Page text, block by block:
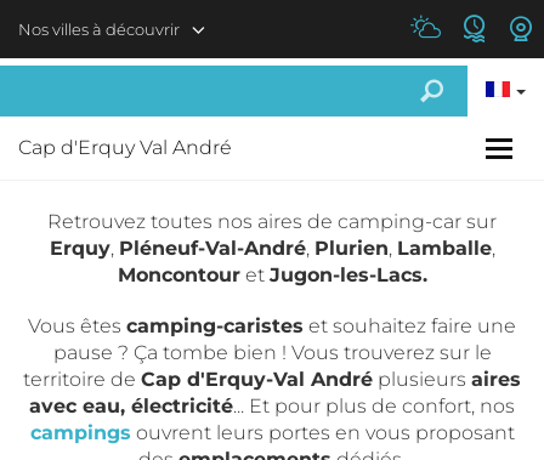
Nos villes à découvrir
Cap d'Erquy Val André
Retrouvez toutes nos aires de camping-car sur
Erquy, Pléneuf-Val-André, Plurien, Lamballe,
Moncontouret Jugon-les-Lacs.
Vous êtes camping-caristes et souhaitez faire une
pause ? Ça tombe bien ! Vous trouverez sur le
territoire de Cap d'Erquy-Val André plusieurs aires
avec eau, électricité... Et pour plus de confort, nos
campings ouvrent leurs portes en vous proposant